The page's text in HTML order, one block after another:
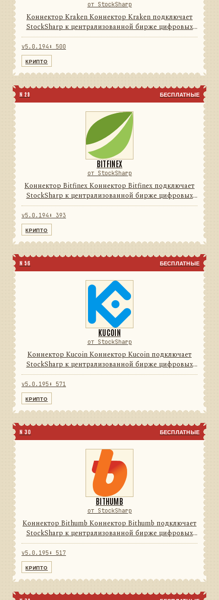
от StockSharp
Коннектор Kraken Коннектор Kraken подключает
StockSharp к централизованной бирже цифровых
активов. Он переводит данные и операции
провайдера в единую модель сообщений
StockSharp, поэтому приложения мо...
v5.0.194 ⬇ 500
КРИПТО
N 29 БЕСПЛАТНЫЕ
BITFINEX
от StockSharp
Коннектор Bitfinex Коннектор Bitfinex подключает
StockSharp к централизованной бирже цифровых
активов. Он переводит данные и операции
провайдера в единую модель сообщений
v5.0.194 ⬇ 393
КРИПТО
N 56 БЕСПЛАТНЫЕ
KUCOIN
от StockSharp
Коннектор Kucoin Коннектор Kucoin подключает
StockSharp к централизованной бирже цифровых
активов. Он переводит данные и операции
провайдера в единую модель сообщений
StockSharp, поэтому приложения мо...
v5.0.195 ⬇ 571
КРИПТО
N 30 БЕСПЛАТНЫЕ
BITHUMB
от StockSharp
Коннектор Bithumb Коннектор Bithumb подключает
StockSharp к централизованной бирже цифровых
активов. Он переводит данные и операции
провайдера в единую модель сообщений
StockSharp, поэтому приложения ...
v5.0.195 ⬇ 517
КРИПТО